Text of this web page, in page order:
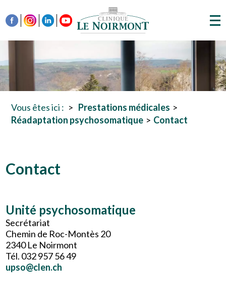
Vous êtes ici :
Prestations médicales
Réadaptation psychosomatique
Contact
Contact
Unité psychosomatique
Secrétariat
Chemin de Roc-Montès 20
2340 Le Noirmont
Tél. 032 957 56 49
upso@clen.ch